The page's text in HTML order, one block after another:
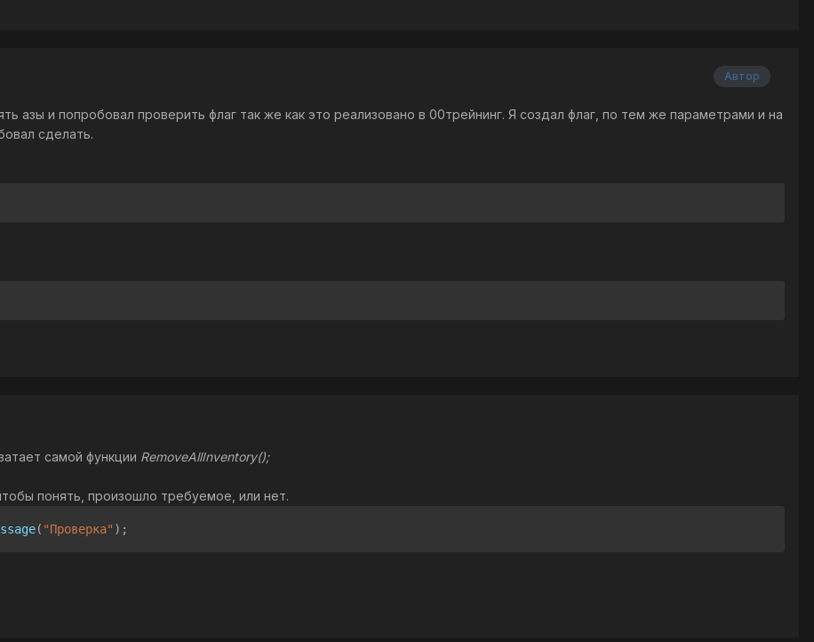
Автор
азы и попробовал проверить флаг так же как это реализовано в 00трейнинг. Я создал флаг, по тем же параметрами и на
сделать.
самой функции RemoveAllInventory();
понять, произошло требуемое, или нет.
( "Проверка" );